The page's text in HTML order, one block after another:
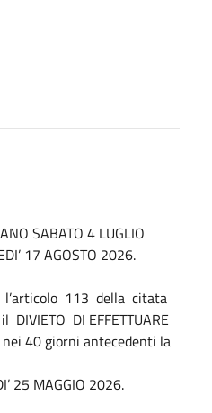
SABATO 4 LUGLIO
17 AGOSTO 2026.
113 della citata
DI EFFETTUARE
nei 40 giorni antecedenti la
25 MAGGIO 2026.